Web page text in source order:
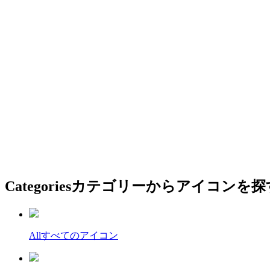
Categoriesカテゴリーからアイコンを探
Allすべてのアイコン